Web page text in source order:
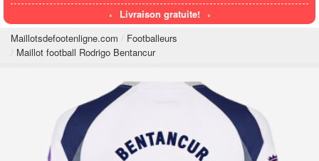
Livraison gratuite!
Maillotsdefootenligne.com
Footballeurs
Maillot football Rodrigo Bentancur